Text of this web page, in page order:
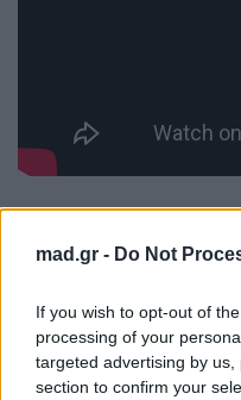
mad.gr - Do Not
If you wish to opt-out of
processing of your
targeted advertising by
section to confirm your
Συνεχίζοντας τη
topic θέματα της
το«Ferto», τονίζοντας:
πολύ καλά! Πιστεύω
ευρωπαϊκό κοινό».